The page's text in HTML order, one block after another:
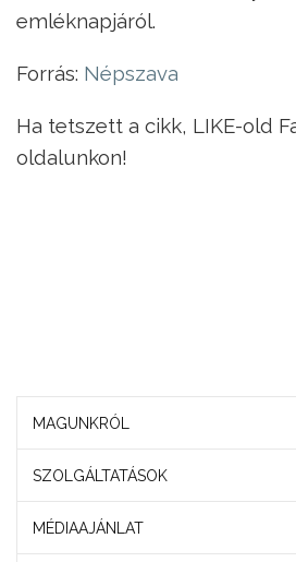
emléknapjáról.
Forrás: Népszava
Ha tetszett a cikk, LIKE-old
oldalunkon!
MAGUNKRÓL
SZOLGÁLTATÁSOK
MÉDIAAJÁNLAT